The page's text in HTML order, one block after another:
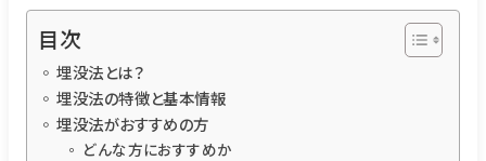
目次
埋没法とは？
埋没法の特徴と基本情報
埋没法がおすすめの方
どんな方におすすめか